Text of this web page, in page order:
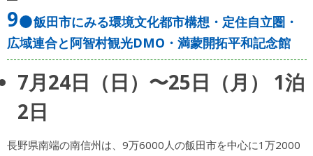
9
飯田市にみる環境文化都市構想・定住自立圏・
広域連合と阿智村観光DMO・満蒙開拓平和記念館
7月24日（日）〜25日（月） 1泊
2日
長野県南端の南信州は、9万6000人の飯田市を中心に1万2000